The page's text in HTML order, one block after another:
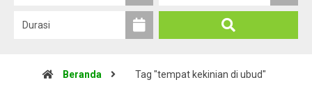
Beranda Tag "tempat kekinian di ubud"